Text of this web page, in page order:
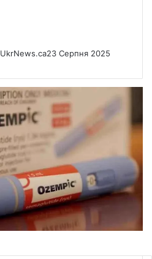
UkrNews.ca23 Серпня 2025